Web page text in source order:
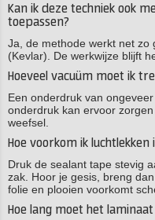
Kan ik deze techniek ook
toepassen?
Ja, de methode werkt net zo
(Kevlar). De werkwijze blijft
Hoeveel vacuüm moet ik
Een onderdruk van
onderdruk kan ervoor
weefsel.
Hoe voorkom ik luchtlekken
Druk de sealant tape stevig
zak. Hoor je gesis, breng
folie en plooien voorkomt
Hoe lang moet het